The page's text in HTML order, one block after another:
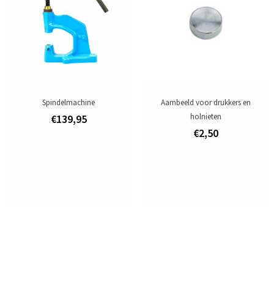
Spindelmachine
€139,95
Aambeeld voor drukkers en
holnieten
€2,50